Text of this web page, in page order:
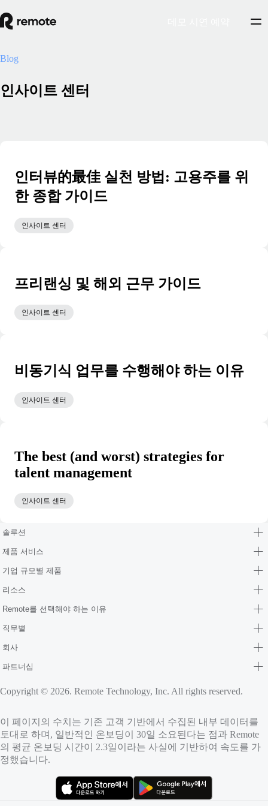
Blog
인사이트 센터
인터뷰的最佳 실천 방법: 고용주를 위
한 종합 가이드
인사이트 센터
프리랜싱 및 해외 근무 가이드
인사이트 센터
비동기식 업무를 수행해야 하는 이유
인사이트 센터
The best (and worst) strategies for
talent management
인사이트 센터
솔루션
제품 서비스
기업 규모별 제품
리소스
Remote를 선택해야 하는 이유
직무별
회사
파트너십
Copyright © 2026. Remote Technology, Inc. All rights reserved.
이 페이지의 수치는 기존 고객 기반에서 수집된 내부 데이터를
토대로 하며, 일반적인 온보딩이 30일 소요된다는 점과 Remote
의 평균 온보딩 시간이 2.3일이라는 사실에 기반하여 속도를 가
정했습니다.